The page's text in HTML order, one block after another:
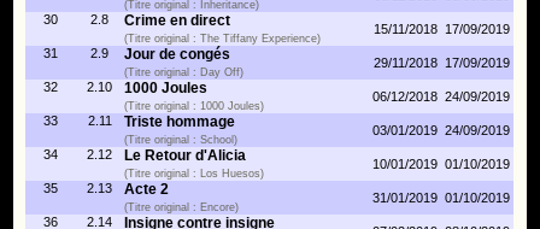
(Titre original : Inheritance)
30
2.8 Crime en direct
(Titre original : The Tiffany Experience)
15/11/2018
17/09/2019
31
2.9 Jour de congés
(Titre original : Day Off)
29/11/2018
17/09/2019
32
2.10 1000 Joules
(Titre original : 1000 Joules)
06/12/2018 24/09/2019
33
2.11 Triste hommage
(Titre original : School)
03/01/2019 24/09/2019
34
2.12 Le Retour d'Alicia
(Titre original : Los Huesos)
10/01/2019 01/10/2019
35
2.13 Acte 2
(Titre original : Encore)
31/01/2019 01/10/2019
36
2.14 Insigne contre insigne